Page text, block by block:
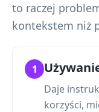
to raczej
kontekstem niż
1
Daje
korzyści,